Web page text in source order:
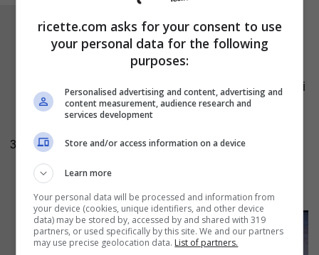
3
Scolate la pasta al dente e conservate una
parte dell’acqua di cottura. Versate la pasta in
una ciotola, ed insieme ad essa anche la salsa
al brie; proseguite mescolando i due ingredienti
e, se vi sembra troppo asciutto, ammorbidite
Versate nella pasta anche la pancetta tostata ,
mescolate ancora per amalgamare, quindi
ricette.com asks for your consent to use
your personal data for the following
purposes:
Personalised advertising and content, advertising and
content measurement, audience research and
services development
Store and/or access information on a device
Learn more
Your personal data will be processed and information from
your device (cookies, unique identifiers, and other device
data) may be stored by, accessed by and shared with 319
partners, or used specifically by this site. We and our partners
may use precise geolocation data. List of partners.